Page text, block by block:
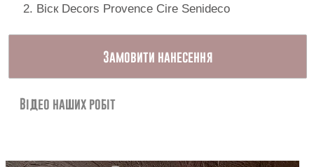
Контакти
Віск Decors Provence Cire Senideco
Замовити нанесення
Відео наших робіт